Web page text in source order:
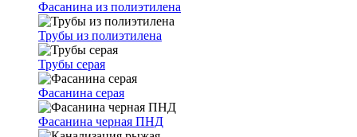
Фасанина из полиэтилена
Трубы из полиэтилена
Трубы серая
Фасанина серая
Фасанина черная ПНД